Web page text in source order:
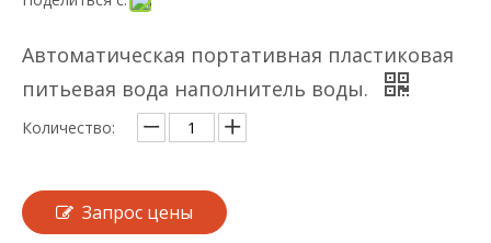
Автоматическая портативная пластиковая
питьевая вода наполнитель воды.
Количество:
Запрос цены